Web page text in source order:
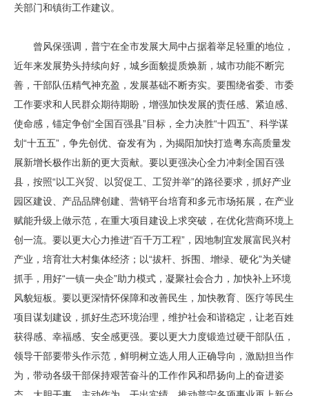
关部门和镇街工作建议。
曾风保强调，普宁在全市发展大局中占据着举足轻重的地位，
近年来发展势头持续向好，城乡面貌提质焕新，城市功能不断完
善，干部队伍精气神充盈，发展基础不断夯实。要围绕省委、市委
工作要求和人民群众期待期盼，增强加快发展的责任感、紧迫感、
使命感，锚定争创“全国百强县”目标，全力决胜“十四五”、科学谋
划“十五五”，争先创优、奋发有为，为揭阳加快打造粤东高质量发
展新增长极作出新的更大贡献。要以更强决心全力冲刺全国百强
县，按照“以工兴贸、以贸促工、工贸并举”的路径要求，抓好产业
园区建设、产品品牌创建、营销平台培育和多元市场拓展，在产业
赋能升级上做示范，在重大项目建设上求突破，在优化营商环境上
创一流。要以更大心力推进“百千万工程”，因地制宜发展富民兴村
产业，培育壮大村集体经济；以“拔杆、拆围、增绿、硬化”为关键
抓手，用好“一镇一央企”助力模式，凝聚社会合力，加快补上环境
风貌短板。要以更深情怀保障和改善民生，加快教育、医疗等民生
项目谋划建设，抓好生态环境治理，维护社会和谐稳定，让老百姓
获得感、幸福感、安全感更强。要以更大力度锻造过硬干部队伍，
领导干部要带头作示范，鲜明树立选人用人正确导向，激励担当作
为，带动各级干部保持艰苦奋斗的工作作风和昂扬向上的奋进姿